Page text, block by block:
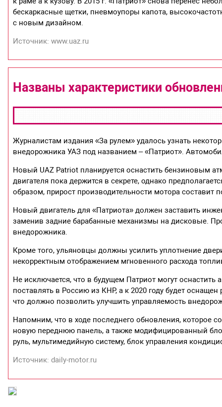
бескаркасные щетки, пневмоупоры капота,
с новым дизайном.
Источник: www.uaz.ru
Названы характеристики
Журналистам издания «За рулем» удалось узнать
внедорожника УАЗ под названием – «Патриот».
Новый UAZ Patriot планируется оснастить бензиновым
двигателя пока держится в секрете, однако
образом, прирост производительности мотора составит
Новый двигатель для «Патриота» должен заставить
заменив задние барабанные механизмы на дисковые.
внедорожника.
Кроме того, ульяновцы должны усилить уплотнение
некорректным отображением мгновенного расхода
Не исключается, что в будущем Патриот могут оснастить
поставлять в Россию из КНР, а к 2020 году будет
что должно позволить улучшить управляемость
Напомним, что в ходе последнего обновления, которое
новую переднюю панель, а также модифицированный
руль, мультимедийную систему, блок управления
Источник: daily-motor.ru